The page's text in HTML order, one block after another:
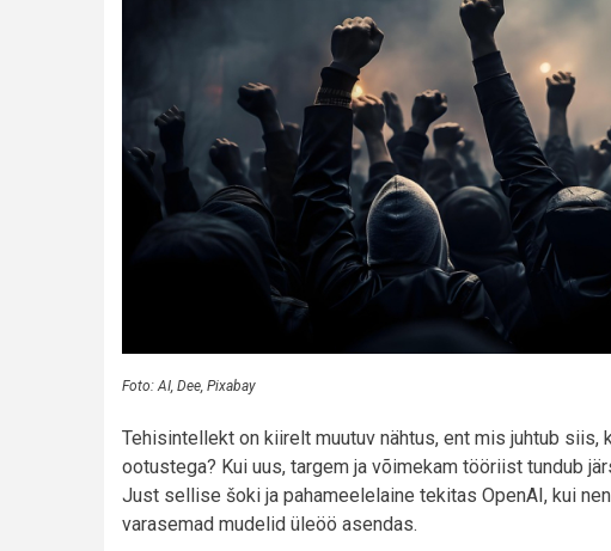
Foto: AI, Dee, Pixabay
Tehisintellekt on kiirelt muutuv nähtus, ent mis juhtub siis,
ootustega? Kui uus, targem ja võimekam tööriist tundub
Just sellise šoki ja pahameelelaine tekitas OpenAI, kui
varasemad mudelid üleöö asendas.